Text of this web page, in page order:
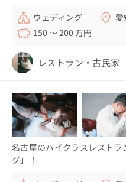
ウェディング
150 〜 200 万円
レストラン・古民家
名古屋のハイクラスレスト
グ」！